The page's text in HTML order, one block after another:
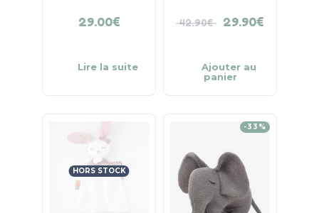
29.00€
Lire la suite
42.90€ 29.90€
Ajouter au
panier
HORS STOCK
-33%